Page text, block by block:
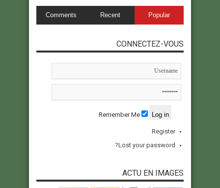
Popular
Recent
Comments
CONNECTEZ-VOUS
Register
Lost your password?
ACTU EN IMAGES